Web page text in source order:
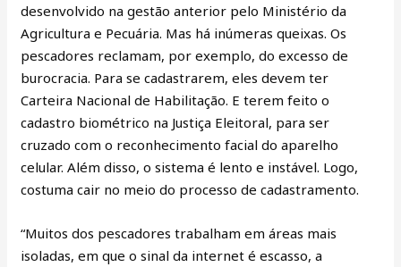
desenvolvido na gestão anterior pelo Ministério da
Agricultura e Pecuária. Mas há inúmeras queixas. Os
pescadores reclamam, por exemplo, do excesso de
burocracia. Para se cadastrarem, eles devem ter
Carteira Nacional de Habilitação. E terem feito o
cadastro biométrico na Justiça Eleitoral, para ser
cruzado com o reconhecimento facial do aparelho
celular. Além disso, o sistema é lento e instável. Logo,
costuma cair no meio do processo de cadastramento.
“Muitos dos pescadores trabalham em áreas mais
isoladas, em que o sinal da internet é escasso, a